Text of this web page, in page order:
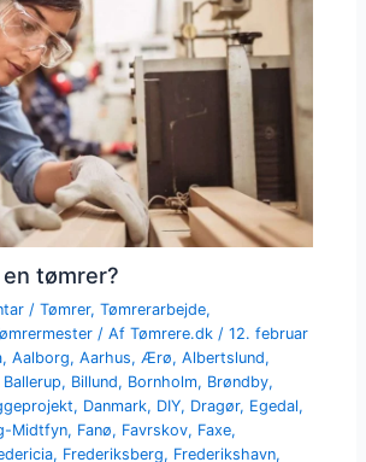
tømrer?
/Tømrer,Tømrerarbejde,
/ AfTømrere.dk /12. februar
,Aalborg,Aarhus, Ærø,Albertslund,
Ballerup, Billund, Bornholm, Brøndby,
, Danmark, DIY, Dragør, Egedal,
Midtfyn, Fanø, Favrskov, Faxe,
, Frederiksberg, Frederikshavn,